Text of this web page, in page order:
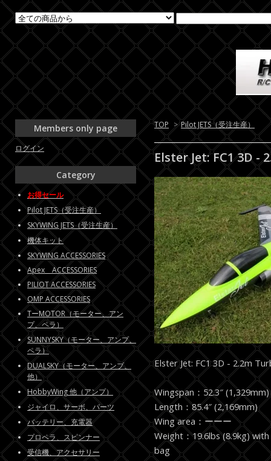
TOP > Pilot JETS（受注生産）
Elster Jet: FC1 3D -
Elster Jet: FC1 3D - 2.2m
Wingspan：52.3″ (1,329mm)
Length：85.4″ (2,169mm)
Wing area：ーーー
Weight：19.6lbs (8.9kg)
bag
Members only page
ログイン
Category
お得セール
Pilot JETS（受注生産）
SKYWING JETS（受注生産）
機体キット
SKYWING ACCESSORIES
Apex ACCESSORIES
PILIOT ACCESSORIES
OMP ACCESSORIES
TーMOTOR（モーター、アン
プ、ペラ）
SUNNYSKY（モーター、アンプ、
ペラ）
DUALSKY（モーター、アンプ、
他）
HobbyWing 他（アンプ）
ジャイロ、サーボ、パーツ
バッテリー、充電器
プロペラ、スピンナー
受信機、アクセサリー